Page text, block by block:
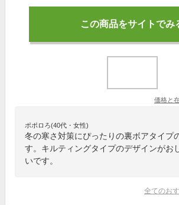
この商品をサイトでみ
価格と
ポポロろ(40代・女性)
冬の寒さ対策にぴったりの裏ボアタイプ
す。キルティングタイプのデザインがお
いです。
全てのお